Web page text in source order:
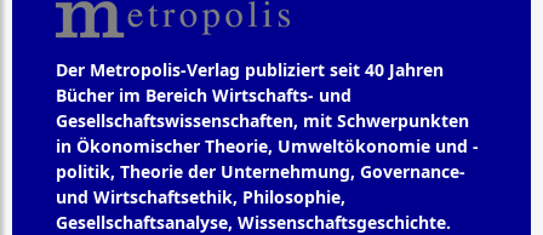
Der Metropolis-Verlag publiziert seit 40 Jahren
Bücher im Bereich Wirtschafts- und
Gesellschaftswissenschaften, mit Schwerpunkten
in Ökonomischer Theorie, Umweltökonomie und -
politik, Theorie der Unternehmung, Governance-
und Wirtschaftsethik, Philosophie,
Gesellschaftsanalyse, Wissenschaftsgeschichte.